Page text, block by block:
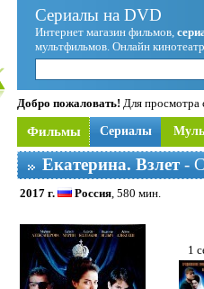
Сериалы на DVD
Интернет магазин фильмов,
мультфильмов. Онлайн
Добро пожаловать! Для просмотра
Фильмы Сериалы
Екатерина. Взлет-
2017 г. Россия, 580 мин.
1